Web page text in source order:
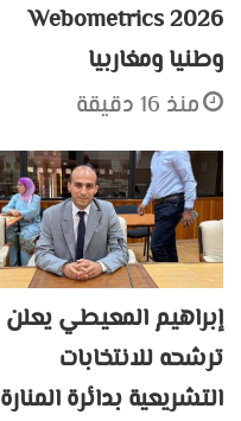
Webometrics 2026
وطنيا ومغاربيا
منذ 16 دقيقة
إبراهيم المعيطي يعلن
ترشحه للانتخابات
التشريعية بدائرة المنارة